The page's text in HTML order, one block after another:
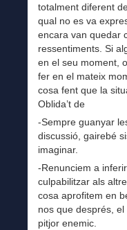
totalment diferent
qual no es va
encara van quedar
ressentiments. Si
en el seu moment,
fer en el mateix
cosa fent que la
Oblida’t de
-Sempre guanyar
discussió, gairebé
imaginar.
-Renunciem a
culpabilitzar als
cosa aprofitem en
nos que després,
pitjor enemic.